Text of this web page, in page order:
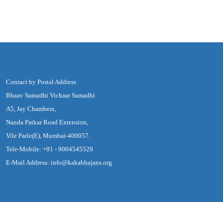
Contact by Postal Address
Bhaav Samadhi Vichaar Samadhi
A5, Jay Chambers,
Nanda Patkar Road Extension,
Vile Parle(E), Mumbai-400057.
Tele-Mobile: +91 - 9004545529
E-Mail Address: info@kakabhajans.org